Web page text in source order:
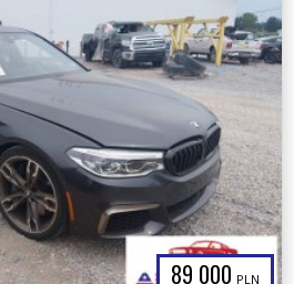
89 000 PLN